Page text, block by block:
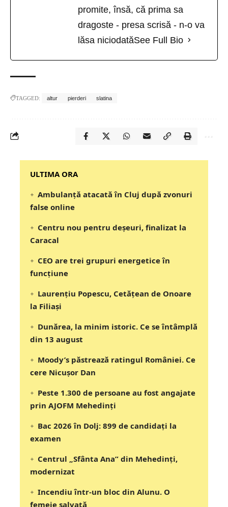
promite, însă, că prima sa
dragoste - presa scrisă - n-o va
lăsa niciodatăSee Full Bio
TAGGED: altur pierderi slatina
‎‎‎‎‎‎‎ULTIMA ORA
Ambulanță atacată în Cluj după zvonuri
false online
Centru nou pentru deșeuri, finalizat la
Caracal
CEO are trei grupuri energetice în
funcțiune
Laurențiu Popescu, Cetățean de Onoare
la Filiași
Dunărea, la minim istoric. Ce se întâmplă
din 13 august
Moody’s păstrează ratingul României. Ce
cere Nicușor Dan
Peste 1.300 de persoane au fost angajate
prin AJOFM Mehedinți
Bac 2026 în Dolj: 899 de candidați la
examen
Centrul „Sfânta Ana” din Mehedinți,
modernizat
Incendiu într-un bloc din Alunu. O
femeie salvată